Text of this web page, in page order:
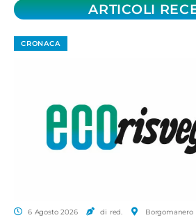
ARTICOLI
CRONACA
6 Agosto 2026 di red. Borgomanero